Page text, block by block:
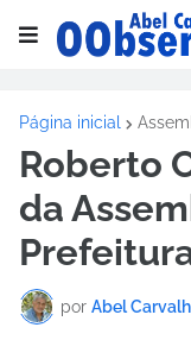
Página inicial
Roberto
da
por Abel